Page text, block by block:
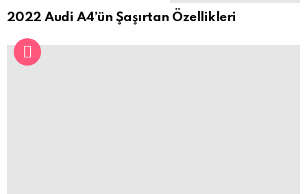
2022 Audi A4’ün Şaşırtan Özellikleri